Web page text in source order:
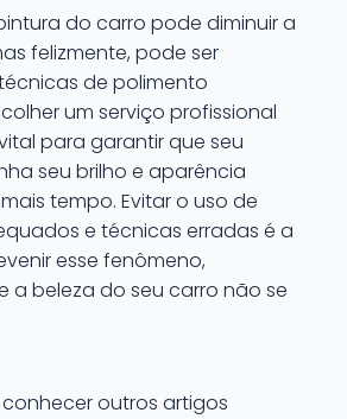
do carro pode diminuir a
felizmente, pode ser
de polimento
um serviço profissional
para garantir que seu
seu brilho e aparência
tempo. Evitar o uso de
e técnicas erradas é a
esse fenômeno,
a beleza do seu carro não se
outros artigos